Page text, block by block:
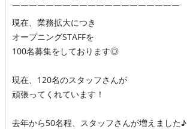
￣￣￣￣￣￣￣￣￣￣￣￣￣￣￣￣￣￣￣￣
現在、業務拡大につき
オープニングSTAFFを
100名募集をしております◎
現在、120名のスタッフさんが
頑張ってくれています！
去年から50名程、スタッフさんが増えました♪